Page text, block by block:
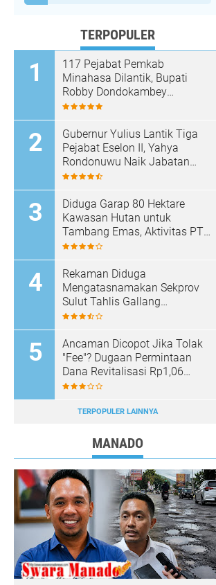
TERPOPULER
117 Pejabat Pemkab
Minahasa Dilantik, Bupati
Robby Dondokambey
Tekankan Integritas dan
Gubernur Yulius Lantik Tiga
Pejabat Eselon II, Yahya
Rondonuwu Naik Jabatan
Pimpin Dinas Pendidikan
Diduga Garap 80 Hektare
Kawasan Hutan untuk
Tambang Emas, Aktivitas PT
Sinar Mobagu Group Diselidiki
Rekaman Diduga
Mengatasnamakan Sekprov
Sulut Tahlis Gallang
Dipastikan Hoaks, Masyarakat
Ancaman Dicopot Jika Tolak
"Fee"? Dugaan Permintaan
Dana Revitalisasi Rp1,06
Miliar di SMK YPKM Manado
Tipikor
TERPOPULER LAINNYA
MANADO